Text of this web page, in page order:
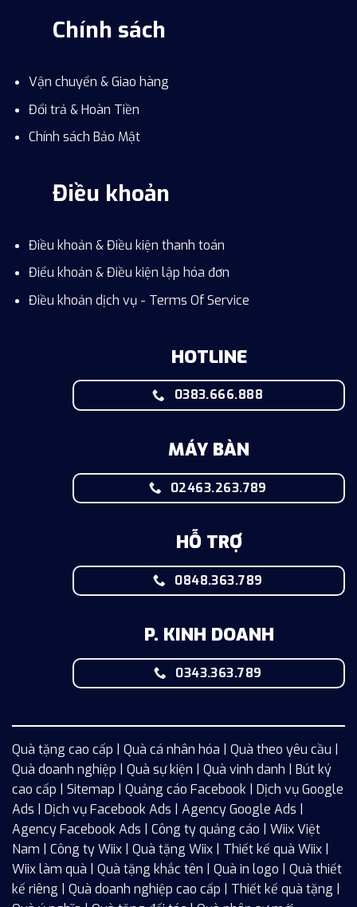
Chính sách
Vận chuyển & Giao hàng
Đổi trả & Hoàn Tiền
Chính sách Bảo Mật
Điều khoản
Điều khoản & Điều kiện thanh toán
Điểu khoản & Điều kiện lập hóa đơn
Điều khoản dịch vụ - Terms Of Service
HOTLINE
0383.666.888
MÁY BÀN
02463.263.789
HỖ TRỢ
0848.363.789
P. KINH DOANH
0343.363.789
Quà tặng cao cấp | Quà cá nhân hóa | Quà theo yêu cầu |
Quà doanh nghiệp | Quà sự kiện | Quà vinh danh | Bút ký
cao cấp | Sitemap | Quảng cáo Facebook | Dịch vụ Google
Ads
Dịch vụ Facebook Ads | Agency Google Ads |
Agency Facebook Ads | Công ty quảng cáo | WiixViệt
Nam | Công ty Wiix | Quà tặng Wiix | Thiết kế quà Wiix |
Wiix làm quà | Quà tặng khắc tên | Quà in logo | Quà thiết
kế riêng | Quà doanh nghiệp cao cấp | Thiết kế quà tặng |